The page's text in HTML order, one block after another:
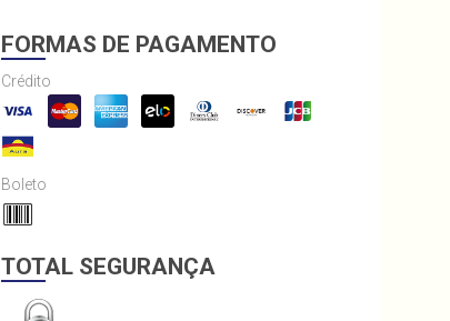
FORMAS DE PAGAMENTO
Crédito
Boleto
TOTAL SEGURANÇA